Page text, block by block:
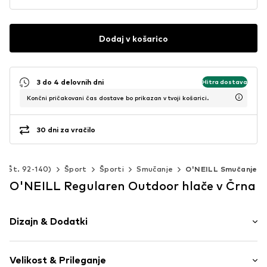
Dodaj v košarico
3 do 4 delovnih dni Hitra dostava
Končni pričakovani čas dostave bo prikazan v tvoji košarici.
30 dni za vračilo
(Št. 92-140) Šport Športi Smučanje O'NEILL Smučanje
O'NEILL Regularen Outdoor hlače v Črna
Dizajn & Dodatki
RV-torbe
Velikost & Prileganje